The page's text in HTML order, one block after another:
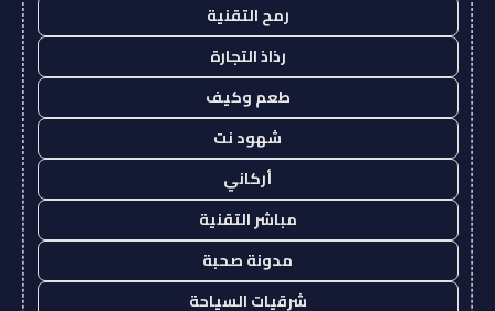
رمح التقنية
رذاذ التجارة
طعم وكيف
شهود نت
أركاني
مباشر التقنية
مدونة صحبة
شرقيات السياحة